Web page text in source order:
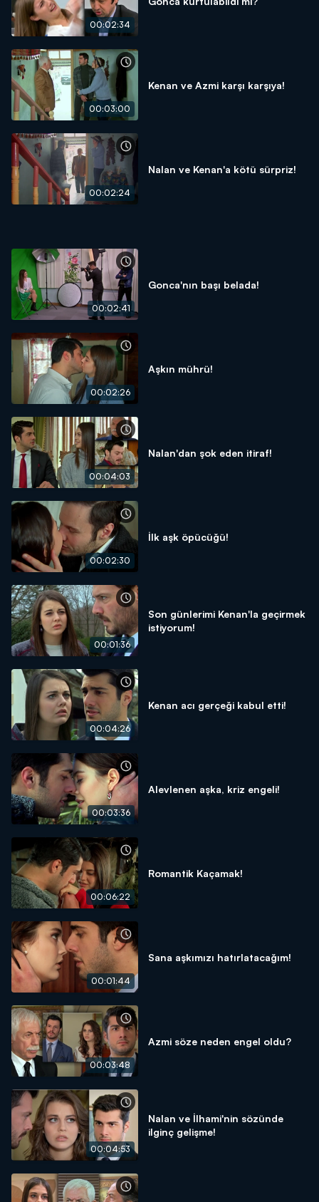
00:02:34
00:03:00
Kenan ve Azmi karşı karşıya!
00:02:24
Nalan ve Kenan'a kötü sürpriz!
00:02:41
Gonca'nın başı belada!
00:02:26
Aşkın mührü!
00:04:03
Nalan'dan şok eden itiraf!
00:02:30
İlk aşk öpücüğü!
00:01:36
Son günlerimi Kenan'la geçirmek
istiyorum!
00:04:26
Kenan acı gerçeği kabul etti!
00:03:36
Alevlenen aşka, kriz engeli!
00:06:22
Romantik Kaçamak!
00:01:44
Sana aşkımızı hatırlatacağım!
00:03:48
Azmi söze neden engel oldu?
00:04:53
Nalan ve İlhami'nin sözünde
ilginç gelişme!